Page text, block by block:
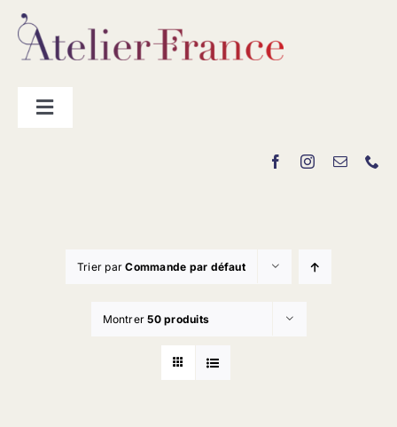
Passer
contenu
Toggle
Trier parCommande par défaut
Montrer50 produits